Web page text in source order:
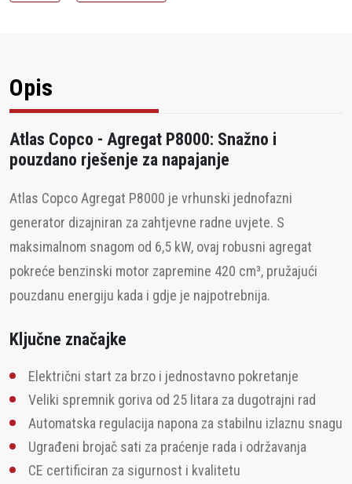
Opis
Atlas Copco - Agregat P8000: Snažno i
pouzdano rješenje za napajanje
Atlas Copco Agregat P8000 je vrhunski jednofazni
generator dizajniran za zahtjevne radne uvjete. S
maksimalnom snagom od 6,5 kW, ovaj robusni agregat
pokreće benzinski motor zapremine 420 cm³, pružajući
pouzdanu energiju kada i gdje je najpotrebnija.
Ključne značajke
Električni start za brzo i jednostavno pokretanje
Veliki spremnik goriva od 25 litara za dugotrajni rad
Automatska regulacija napona za stabilnu izlaznu snagu
Ugrađeni brojač sati za praćenje rada i održavanja
CE certificiran za sigurnost i kvalitetu